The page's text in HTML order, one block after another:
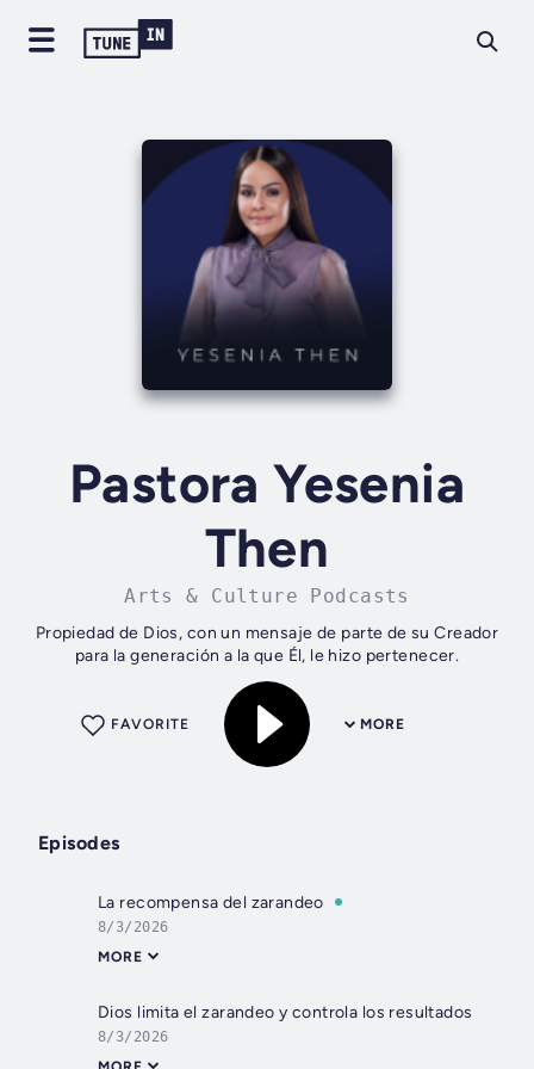
Pastora Yesenia
Then
Arts & Culture Podcasts
Propiedad de Dios, con un mensaje de parte de su Creador
para la generación a la que Él, le hizo pertenecer.
MORE
FAVORITE
Episodes
La recompensa del zarandeo
8/3/2026
MORE
Dios limita el zarandeo y controla los resultados
8/3/2026